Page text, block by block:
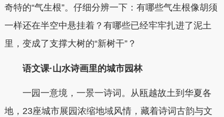
奇特的“气生根”。仔细分辨一下：有哪些气生根像胡须
一样还在半空中悬挂着？有哪些已经牢牢扎进了泥土
里，变成了支撑大树的“新树干”？
语文课·山水诗画里的城市园林
一园一意境，一景一诗词。从瓯越故土到华夏各
地，23座城市展园浓缩地域风情，藏着诗词古韵与文